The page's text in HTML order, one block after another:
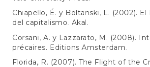
Chiapello, É. y Boltanski, L. (2002).
del capitalismo. Akal.
Corsani, A. y Lazzarato, M. (2008).
précaires. Editions Amsterdam.
Florida, R. (2007). The Flight of the